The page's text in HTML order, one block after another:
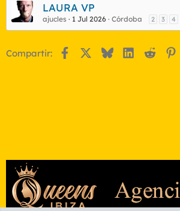
LAURA VP
ajucles 1 Jul 2026 Córdoba 2 3 4
Compartir: FacebookBlueskyLinkedIn
Reddit